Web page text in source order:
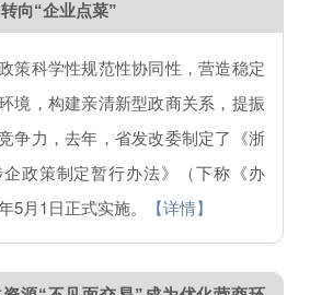
向“企业点菜”
策科学性规范性协同性，营造稳定
境，构建亲清新型政商关系，提振
争力，去年，省发改委制定了《浙
政策制定暂行办法》（下称《办
5月1日正式实施。
【详情】